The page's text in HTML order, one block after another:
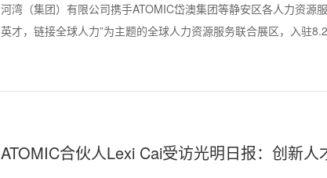
河湾（集团）有限公司携手ATOMIC岱澳集团等静安区各人力资源
英才，链接全球人力”为主题的全球人力资源服务联合展区，入驻8.2
ATOMIC合伙人Lexi Cai受访光明日报：创新人